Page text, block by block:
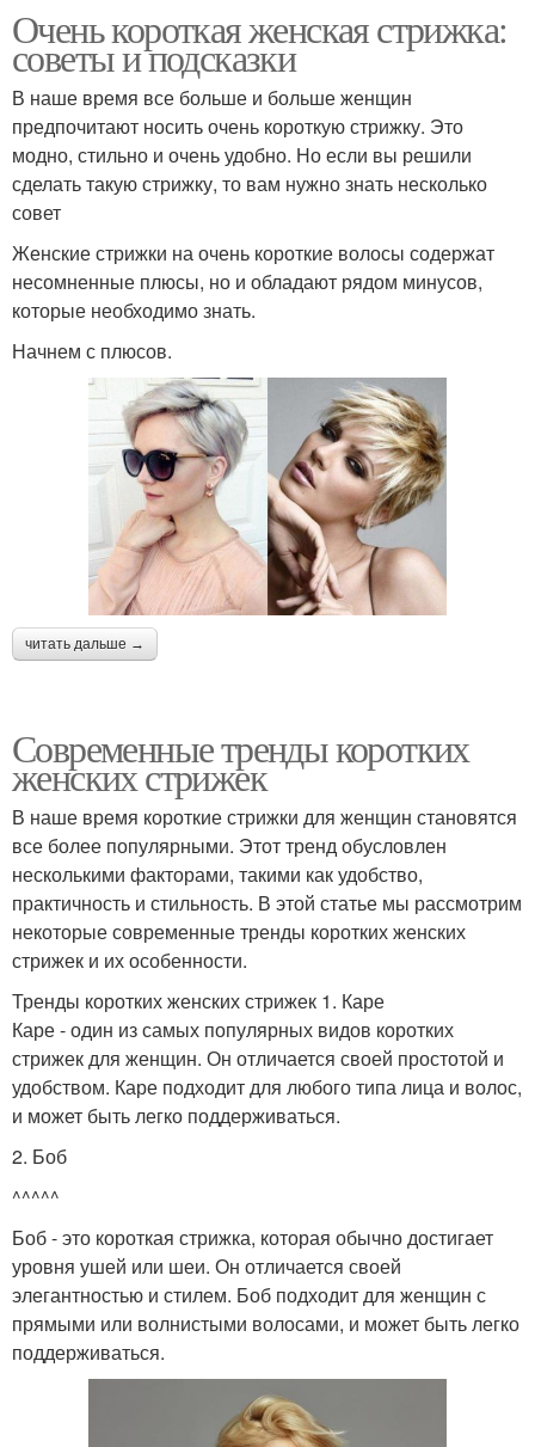
Очень короткая женская стрижка:
советы и подсказки
В наше время все больше и больше женщин
предпочитают носить очень короткую стрижку. Это
модно, стильно и очень удобно. Но если вы решили
сделать такую стрижку, то вам нужно знать несколько
совет
Женские стрижки на очень короткие волосы содержат
несомненные плюсы, но и обладают рядом минусов,
которые необходимо знать.
Начнем с плюсов.
читать дальше →
Современные тренды коротких
женских стрижек
В наше время короткие стрижки для женщин становятся
все более популярными. Этот тренд обусловлен
несколькими факторами, такими как удобство,
практичность и стильность. В этой статье мы рассмотрим
некоторые современные тренды коротких женских
стрижек и их особенности.
Тренды коротких женских стрижек 1. Каре
Каре - один из самых популярных видов коротких
стрижек для женщин. Он отличается своей простотой и
удобством. Каре подходит для любого типа лица и волос,
и может быть легко поддерживаться.
2. Боб
^^^^^
Боб - это короткая стрижка, которая обычно достигает
уровня ушей или шеи. Он отличается своей
элегантностью и стилем. Боб подходит для женщин с
прямыми или волнистыми волосами, и может быть легко
поддерживаться.